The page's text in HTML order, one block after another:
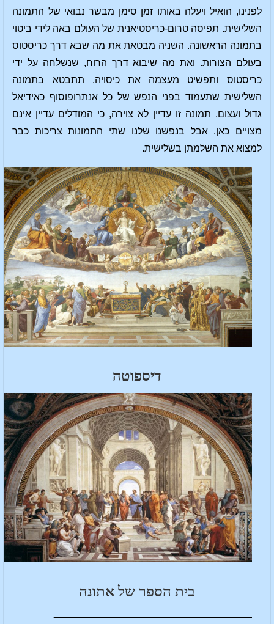
לפנינו, הואיל ויעלה באותו זמן סימן מבשר נבואי של התמונה
השלישית. תפיסה טרום-כריסטיאנית של העולם באה לידי ביטוי
בתמונה הראשונה. השניה מבטאת את מה שבא דרך כריסטוס
בעולם הצורות. ואת מה שיבוא דרך הרוח, שנשלחה על ידי
כריסטוס ותפשיט מעצמה את כיסויה, תתבטא בתמונה
השלישית שתעמוד בפני הנפש של כל אנתרופוסוף כאידיאל
גדול ועצום. תמונה זו עדיין לא צוירה, כי המודלים עדיין אינם
מצויים כאן. אבל בנפשנו שלנו שתי התמונות צריכות כבר
למצוא את השלמתן בשלישית.
דיספוטה
בית הספר של אתונה
————————————————————-